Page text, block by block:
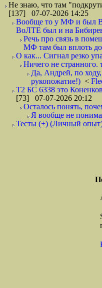
Не знаю, что там
[137] 07-07-2026 14:25
Вообще то у МФ и был
ВоЛТЕ был и на
Речь про связь в
МФ там был вплоть
О как... Сигнал резко
Ничего не странного.
Да, Андрей, по
рукопожатие!) <
Т2 БС 6338 это
[73] 07-07-2026 20:12
Осталось понять,
Я вообще не
Тесты (+) (Личный